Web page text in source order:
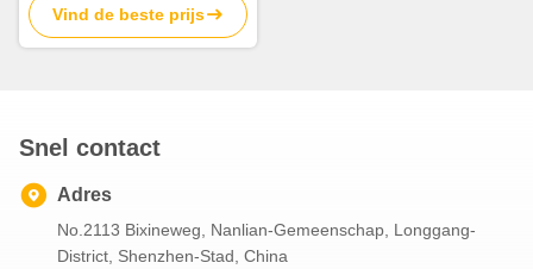
Vind de beste prijs
Snel contact
Adres
No.2113 Bixineweg, Nanlian-Gemeenschap, Longgang-
District, Shenzhen-Stad, China